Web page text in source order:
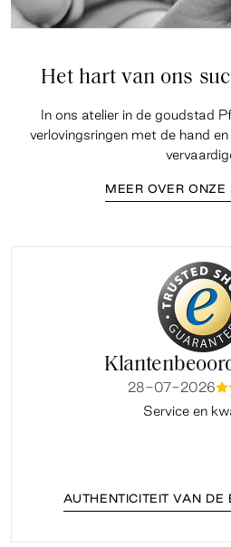
Het hart van ons
In ons atelier in de goudstad
verlovingsringen met de hand
MEER OVER ONZE
28-07-2026
Service en
AUTHENTICITEIT VAN DE